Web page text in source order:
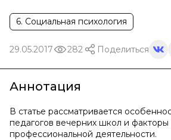
6. Социальная психология
29.05.2017 282 Поделиться
Аннотация
В статье рассматривается
педагогов вечерних школ и факторы
профессиональной деятельности.